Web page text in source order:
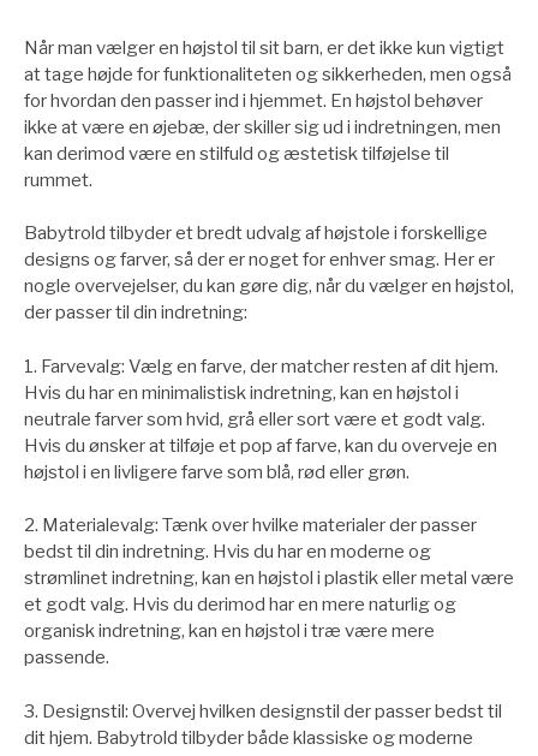
Når man vælger en højstol til sit barn, er det ikke kun vigtigt
at tage højde for funktionaliteten og sikkerheden, men også
for hvordan den passer ind i hjemmet. En højstol behøver
ikke at være en øjebæ, der skiller sig ud i indretningen, men
kan derimod være en stilfuld og æstetisk tilføjelse til
rummet.
Babytrold tilbyder et bredt udvalg af højstole i forskellige
designs og farver, så der er noget for enhver smag. Her er
nogle overvejelser, du kan gøre dig, når du vælger en højstol,
der passer til din indretning:
1. Farvevalg: Vælg en farve, der matcher resten af dit hjem.
Hvis du har en minimalistisk indretning, kan en højstol i
neutrale farver som hvid, grå eller sort være et godt valg.
Hvis du ønsker at tilføje et pop af farve, kan du overveje en
højstol i en livligere farve som blå, rød eller grøn.
2. Materialevalg: Tænk over hvilke materialer der passer
bedst til din indretning. Hvis du har en moderne og
strømlinet indretning, kan en højstol i plastik eller metal være
et godt valg. Hvis du derimod har en mere naturlig og
organisk indretning, kan en højstol i træ være mere
passende.
3. Designstil: Overvej hvilken designstil der passer bedst til
dit hjem. Babytrold tilbyder både klassiske og moderne